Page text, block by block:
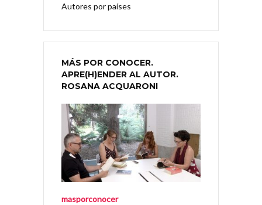
Autores por países
MÁS POR CONOCER.
APRE(H)ENDER AL AUTOR.
ROSANA ACQUARONI
masporconocer